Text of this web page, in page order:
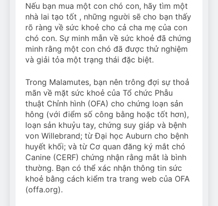
Nếu bạn mua một con chó con, hãy tìm một
nhà lai tạo tốt , những người sẽ cho bạn thấy
rõ ràng về sức khoẻ cho cả cha mẹ của con
chó con. Sự minh mẫn về sức khoẻ đã chứng
minh rằng một con chó đã được thử nghiệm
và giải tỏa một trạng thái đặc biệt.
Trong Malamutes, bạn nên trông đợi sự thoả
mãn về mặt sức khoẻ của Tổ chức Phẫu
thuật Chỉnh hình (OFA) cho chứng loạn sản
hông (với điểm số công bằng hoặc tốt hơn),
loạn sản khuỷu tay, chứng suy giáp và bệnh
von Willebrand; từ Đại học Auburn cho bệnh
huyết khối; và từ Cơ quan đăng ký mắt chó
Canine (CERF) chứng nhận rằng mắt là bình
thường. Bạn có thể xác nhận thông tin sức
khoẻ bằng cách kiểm tra trang web của OFA
(offa.org).